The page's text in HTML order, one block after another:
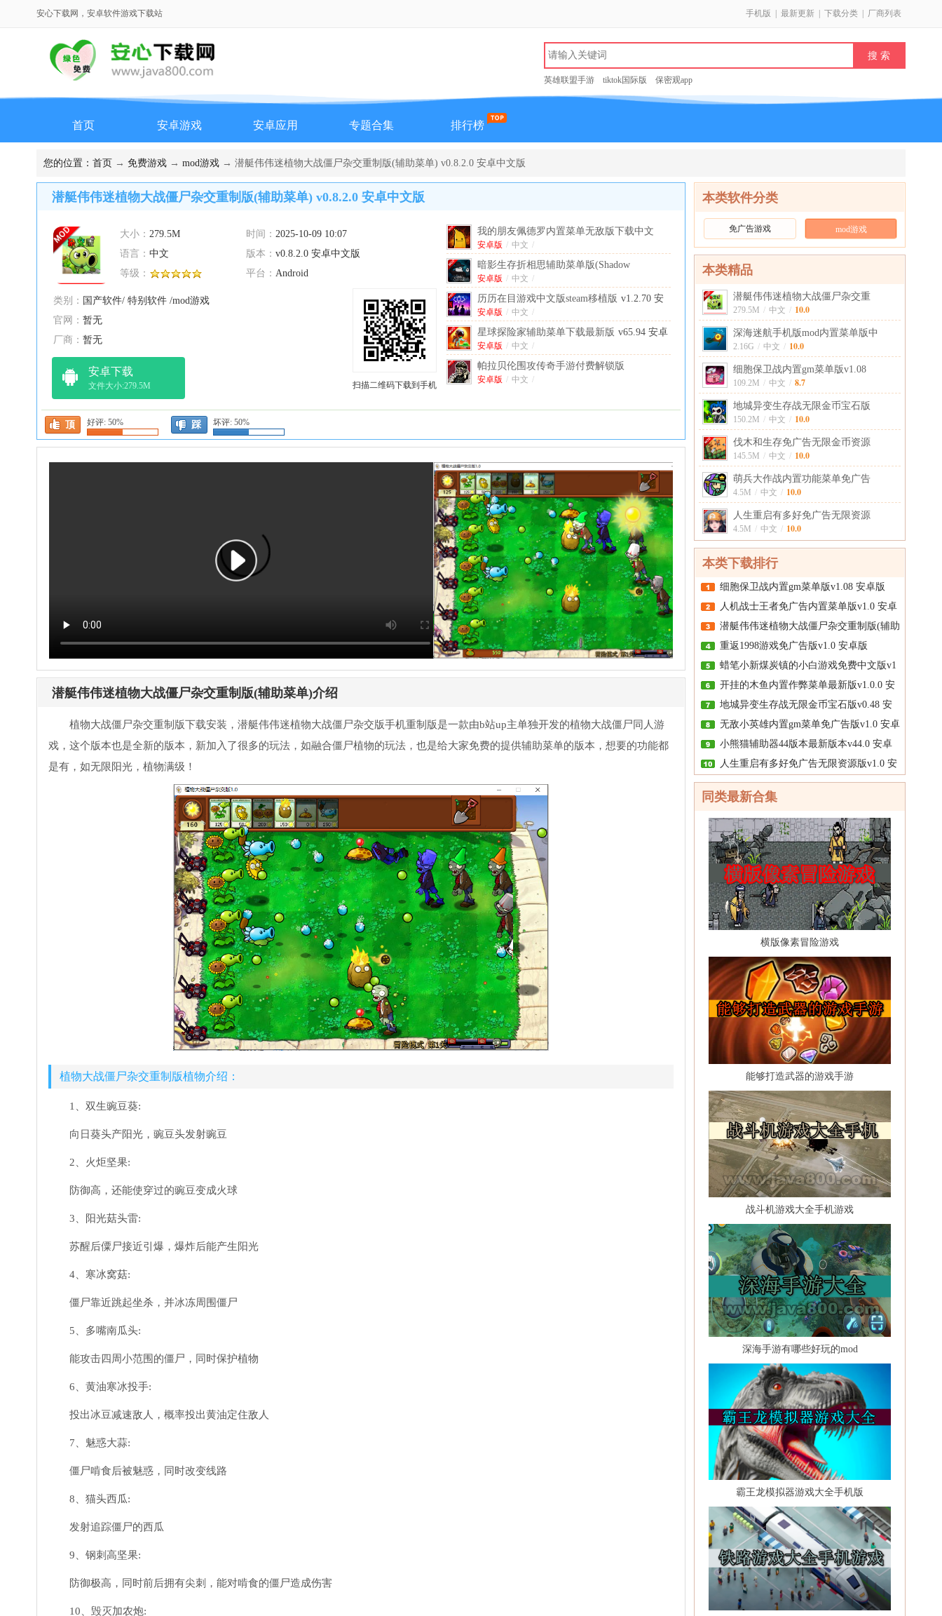
安心下载网，安卓软件游戏下载站 手机版 最新更新 下载分类 厂商列表
英雄联盟手游 tiktok国际版 保密观app
首页 安卓游戏 安卓应用 专题合集 排行榜
您的位置： 首页 → 免费游戏 → mod游戏 → 潜艇伟伟迷植物大战僵尸杂交重制版(辅助菜单) v0.8.2.0 安卓中文版
潜艇伟伟迷植物大战僵尸杂交重制版(辅助菜单) v0.8.2.0 安卓中文版
大小： 279.5M 时间： 2025-10-09 10:07
语言： 中文 版本： v0.8.2.0 安卓中文版
等级：
平台： Android
类别： 国产软件/ 特别软件 /mod游戏
官网： 暂无
厂商： 暂无
安卓下载
文件大小:279.5M
顶 好评: 50% 踩 坏评: 50%
我的朋友佩德罗内置菜单无敌版下载中文
v1.12 安卓版
安卓版 / 中文 /
暗影生存折相思辅助菜单版(Shadow
Survival) v1.8.2 安卓中文版
安卓版 / 中文 /
历历在目游戏中文版steam移植版 v1.2.70 安
卓付费解锁版
安卓版 / 中文 /
星球探险家辅助菜单下载最新版 v65.94 安卓
中文版
安卓版 / 中文 /
帕拉贝伦围攻传奇手游付费解锁版
(Parabellum) v1.0.1 安卓中文版
安卓版 / 中文 /
扫描二维码下载到手机
潜艇伟伟迷植物大战僵尸杂交重制版(辅助菜单)介绍
植物大战僵尸杂交重制版下载安装，潜艇伟伟迷植物大战僵尸杂交版手机重制版是一款由b站up主单独开发的植物大战僵尸同人游
戏，这个版本也是全新的版本，新加入了很多的玩法，如融合僵尸植物的玩法，也是给大家免费的提供辅助菜单的版本，想要的功能都
是有，如无限阳光，植物满级！
植物大战僵尸杂交重制版植物介绍：
1、双生豌豆葵:
向日葵头产阳光，豌豆头发射豌豆
2、火炬坚果:
防御高，还能使穿过的豌豆变成火球
3、阳光菇头雷:
苏醒后僳尸接近引爆，爆炸后能产生阳光
4、寒冰窝菇:
僵尸靠近跳起坐杀，并冰冻周围僵尸
5、多嘴南瓜头:
能攻击四周小范围的僵尸，同时保护植物
6、黄油寒冰投手:
投出冰豆减速敌人，概率投出黄油定住敌人
7、魅惑大蒜:
僵尸啃食后被魅惑，同时改变线路
8、猫头西瓜:
发射追踪僵尸的西瓜
9、钢刺高坚果:
防御极高，同时前后拥有尖刺，能对啃食的僵尸造成伤害
10、毁灭加农炮:
本类软件分类
免广告游戏 mod游戏
本类精品
潜艇伟伟迷植物大战僵尸杂交重
279.5M / 中文 / 10.0
深海迷航手机版mod内置菜单版中
2.16G / 中文 / 10.0
细胞保卫战内置gm菜单版v1.08
109.2M / 中文 / 8.7
地城异变生存战无限金币宝石版
150.2M / 中文 / 10.0
伐木和生存免广告无限金币资源
145.5M / 中文 / 10.0
萌兵大作战内置功能菜单免广告
4.5M / 中文 / 10.0
人生重启有多好免广告无限资源
4.5M / 中文 / 10.0
本类下载排行
细胞保卫战内置gm菜单版v1.08 安卓版
人机战士王者免广告内置菜单版v1.0 安卓
潜艇伟伟迷植物大战僵尸杂交重制版(辅助
重返1998游戏免广告版v1.0 安卓版
蜡笔小新煤炭镇的小白游戏免费中文版v1
开挂的木鱼内置作弊菜单最新版v1.0.0 安
地城异变生存战无限金币宝石版v0.48 安
无敌小英雄内置gm菜单免广告版v1.0 安卓
小熊猫辅助器44版本最新版本v44.0 安卓
人生重启有多好免广告无限资源版v1.0 安
同类最新合集
横版像素冒险游戏
能够打造武器的游戏手游
战斗机游戏大全手机游戏
深海手游有哪些好玩的mod
霸王龙模拟器游戏大全手机版